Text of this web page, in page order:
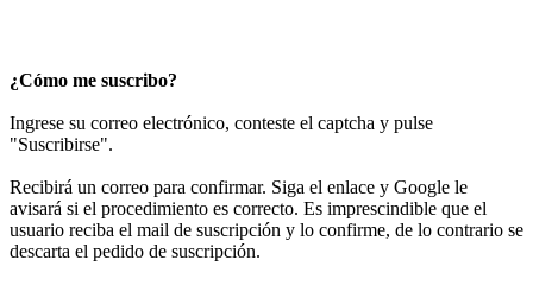
¿Cómo me suscribo?
Ingrese su correo electrónico, conteste el captcha y pulse
"Suscribirse".
Recibirá un correo para confirmar. Siga el enlace y Google le
avisará si el procedimiento es correcto. Es imprescindible que el
usuario reciba el mail de suscripción y lo confirme, de lo contrario se
descarta el pedido de suscripción.